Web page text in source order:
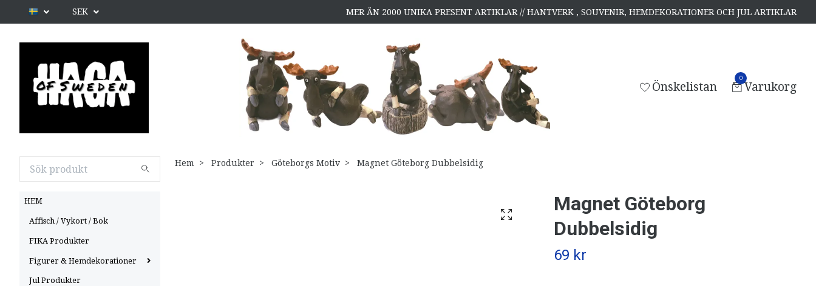
SEK MER ÄN 2000 UNIKA PRESENT ARTIKLAR // HANTVERK , SOUVENIR, HEMDEKORATIONER OCH JUL ARTIKLAR
Önskelistan
0
Varukorg
HEM
Affisch / Vykort / Bok
FIKA Produkter
Figurer & Hemdekorationer
Jul Produkter
Hem Produkter Göteborgs Motiv Magnet Göteborg Dubbelsidig
Magnet Göteborg
Dubbelsidig
69 kr